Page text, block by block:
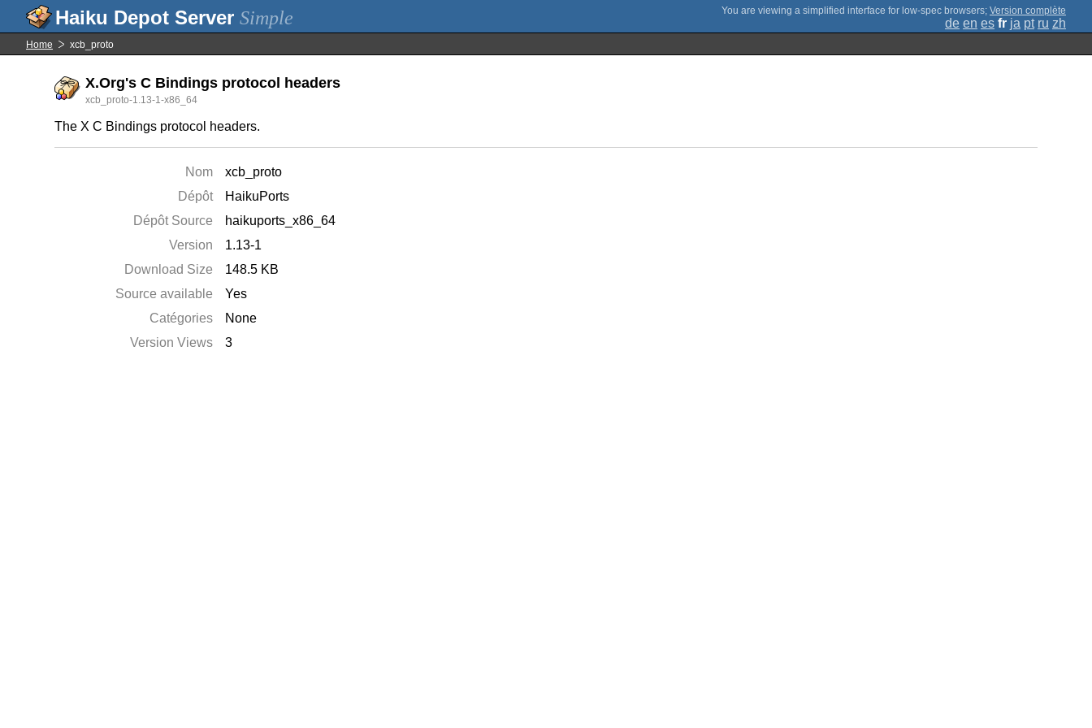
Simple ; Version complète
de en es fr ja pt ru zh
Home xcb_proto
X.Org's C Bindings protocol headers
xcb_proto-1.13-1-x86_64
The X C Bindings protocol headers.
Nom
xcb_proto
Dépôt
HaikuPorts
Dépôt Source
haikuports_x86_64
Version
1.13-1
Download Size
148.5 KB
Source available
Yes
Catégories
None
Version Views
3